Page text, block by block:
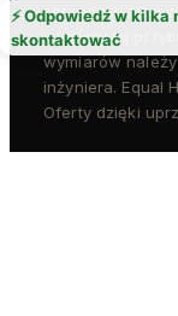
⚡ Odpowiedź w
skontaktować
sprzedaży albo
wymiary są
wymiarów
inżyniera. Equal
Oferty dzięki